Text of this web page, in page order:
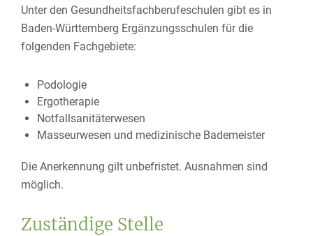
Unter den Gesundheitsfachberufeschulen gibt es in
Baden-Württemberg Ergänzungsschulen für die
folgenden Fachgebiete:
Podologie
Ergotherapie
Notfallsanitäterwesen
Masseurwesen und medizinische Bademeister
Die Anerkennung gilt unbefristet. Ausnahmen sind
möglich.
Zuständige Stelle